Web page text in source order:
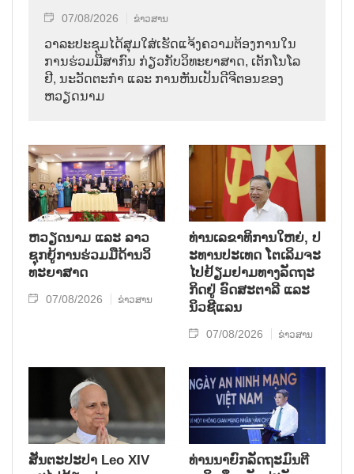
07/08/2026 ຂ່າວສານ
ວາ​ລະ​ປະ​ຊຸມ​ໄດ້​ສຸມ​ໃສ່​ເຮັດ​ແຈ້ງ​ຄວາມ​ຕ້ອງ​ການ​ໃນ​
ການ​ຮ່ວມ​ມື​ສາ​ກົນ ກ່ຽວ​ກັບ​ວິ​ທະ​ຍາ​ສາດ, ເຕັກ​ໂນ​ໂລ​
ຢີ, ນະ​ວັດ​ຕະ​ກຳ ແລະ ການ​ຫັນ​ເປັນ​ດີ​ຈີ​ຕອນ​ຂອງ
ຫວຽດ​ນາມ
ຫວຽດ​ນາມ ແລະ ລາວ​
ຊຸກ​ຍູ້​ການ​ຮ່ວມ​ມື​ດ້ານວ​ິ​
ທະ​ຍາ​ສາດ
07/08/2026 ຂ່າວສານ
ທ່ານ​ເລ​ຂາ​ທິ​ການ​ໃຫຍ່, ປ​
ະ​ທານ​ປະ​ເທດ ໂຕ​ເລິມ​ຈະ​
ໄປ​ຢ້ຽມ​ຢາມ​ທາງ​ລັດ​ຖະ​
ກິດ​ຢູ່ ອົດ​ສະ​ຕາ​ລີ ແລະ
ນິວ​ຊີ​ແລນ
07/08/2026 ຂ່າວສານ
ສັນຕະປະປາ Leo XIV
ທ່ານນາຍົກລັດຖະມົນຕີ